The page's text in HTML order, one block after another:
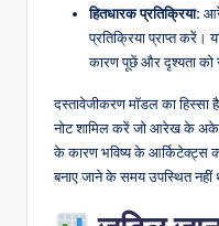
हितधारक प्रतिक्रिया:
प्रतिक्रिया प्राप्त करें।
कारण पूछें और दृश्यता को
दस्तावेजीकरण मॉडल का हिस्सा
नोट शामिल करें जो आरेख के अकेले
के कारण भविष्य के आर्किटेक्ट्स
बनाए जाने के समय उपस्थित नहीं